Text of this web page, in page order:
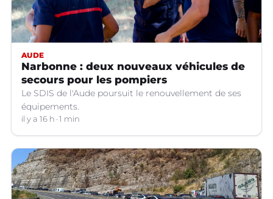
AUDE
Narbonne : deux nouveaux véhicules de
secours pour les pompiers
Le SDIS de l'Aude poursuit le renouvellement de ses
équipements.
il y a 16 h 1 min